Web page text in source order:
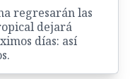
regresarán las
dejará
días: así